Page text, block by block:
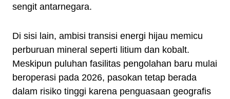
sengit antarnegara.
Di sisi lain, ambisi transisi energi hijau memicu
perburuan mineral seperti litium dan kobalt.
Meskipun puluhan fasilitas pengolahan baru mulai
beroperasi pada 2026, pasokan tetap berada
dalam risiko tinggi karena penguasaan geografis